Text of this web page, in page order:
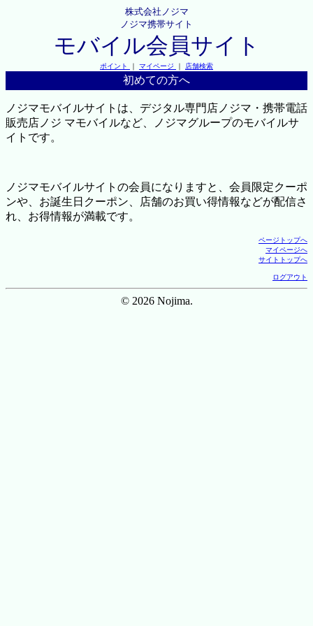
株式会社ノジマ
ノジマ携帯サイト
モバイル会員サイト
ポイント ｜ マイページ ｜ 店舗検索
初めての方へ
ノジマモバイルサイトは、デジタル専門店ノジマ・携帯電話
販売店ノジ マモバイルなど、ノジマグループのモバイルサ
イトです。
ノジマモバイルサイトの会員になりますと、会員限定クーポ
ンや、お誕生日クーポン、店舗のお買い得情報などが配信さ
れ、お得情報が満載です。
ページトップへ
マイページへ
サイトトップへ
ログアウト
© 2026 Nojima.